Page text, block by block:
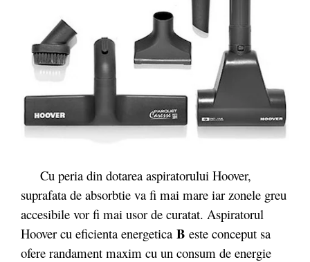
Cu peria din dotarea aspiratorului Hoover,
suprafata de absorbtie va fi mai mare iar zonele greu
accesibile vor fi mai usor de curatat. Aspiratorul
Hoover cu eficienta energetica B este conceput sa
ofere randament maxim cu un consum de energie